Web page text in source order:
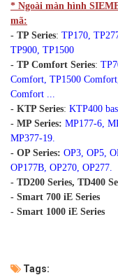
* Ngoài màn hình
mã:
- TP Series: TP170,
TP900, TP1500
- TP Comfort Series:
Comfort, TP1500
Comfort ...
- KTP Series: KTP400
- MP Series: MP177-6,
MP377-19.
- OP Series: OP3, OP5,
OP177B, OP270, OP277.
- TD200 Series, TD400
- Smart 700 iE Series
- Smart 1000 iE Series
Tags: